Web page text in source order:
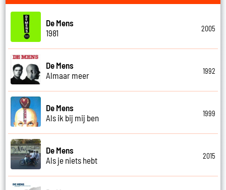
De Mens
1981
2005
De Mens
Almaar meer
1992
De Mens
Als ik bij mij ben
1999
De Mens
Als je niets hebt
2015